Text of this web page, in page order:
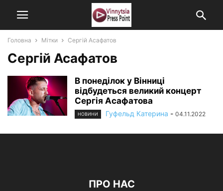
Головна Мітки Сергій Асафатов
Сергій Асафатов
В понеділок у Вінниці
відбудеться великий концерт
Сергія Асафатова
НОВИНИ Гуфельд Катерина - 04.11.2022
ПРО НАС